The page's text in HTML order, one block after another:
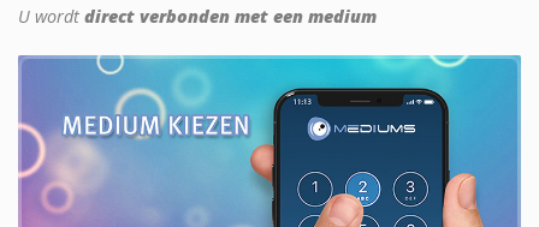
U wordt direct verbonden met een medium